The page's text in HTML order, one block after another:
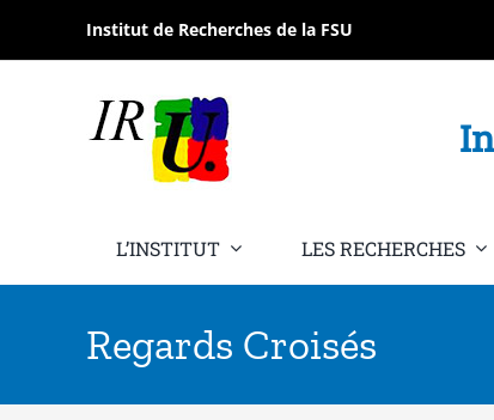
contenu
Institut de Recherches de la FSU
L’INSTITUT LES RECHERCHES
Regards Croisés